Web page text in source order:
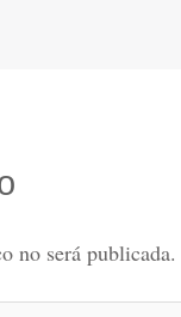
no será publicada.